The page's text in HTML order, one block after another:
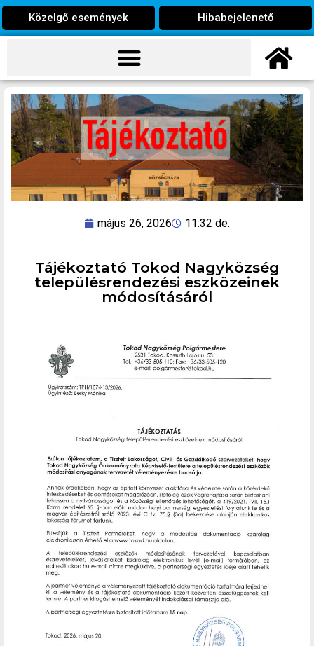
Közelgő események Hibabejelenető
május 26, 2026 11:32 de.
Tájékoztató Tokod Nagyközség
településrendezési eszközeinek
módosításáról